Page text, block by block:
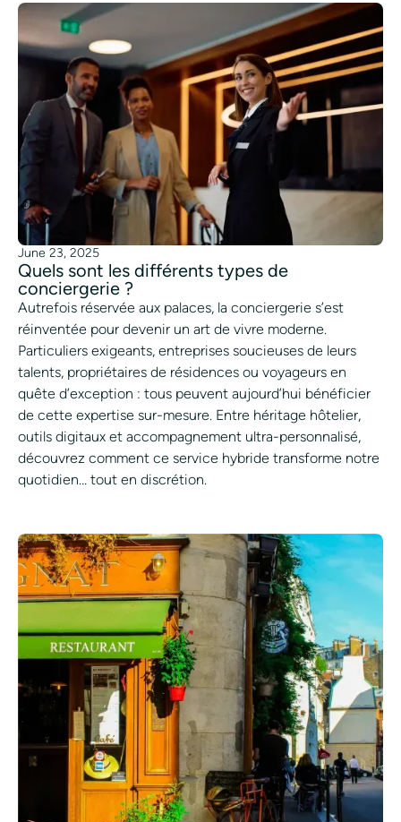
June 23, 2025
Quels sont les différents types de
conciergerie ?
Autrefois réservée aux palaces, la conciergerie s’est
réinventée pour devenir un art de vivre moderne.
Particuliers exigeants, entreprises soucieuses de leurs
talents, propriétaires de résidences ou voyageurs en
quête d’exception : tous peuvent aujourd’hui bénéficier
de cette expertise sur-mesure. Entre héritage hôtelier,
outils digitaux et accompagnement ultra-personnalisé,
découvrez comment ce service hybride transforme notre
quotidien… tout en discrétion.